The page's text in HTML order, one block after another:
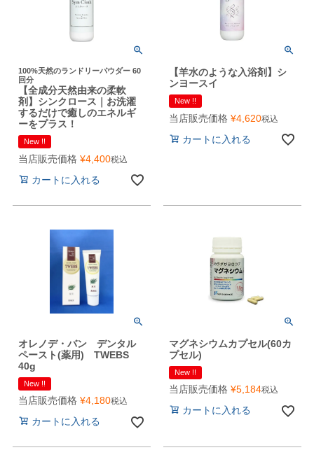
100%天然のランドリーパウダー 60
回分
【全成分天然由来の柔軟
剤】シンクロース｜お洗濯
するだけで癒しのエネルギ
ーをプラス！
New !!
当店販売価格 ¥4,400税込
カートに入れる
【羊水のような入浴剤】シ
ンヨースイ
New !!
当店販売価格 ¥4,620税込
カートに入れる
オレノデ・バン デンタル
ペースト(薬用) TWEBS
40g
New !!
当店販売価格 ¥4,180税込
カートに入れる
マグネシウムカプセル(60カ
プセル)
New !!
当店販売価格 ¥5,184税込
カートに入れる